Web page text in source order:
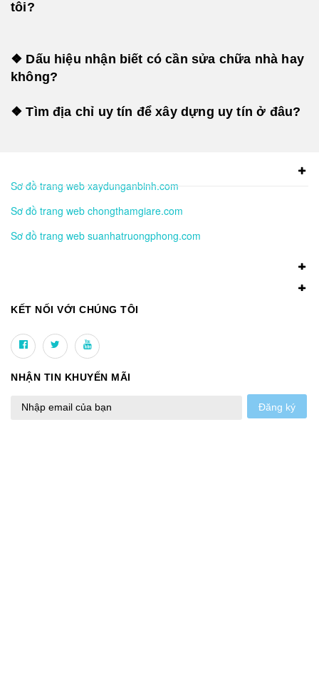
tôi?
❖ Dấu hiệu nhận biết có cần sửa chữa nhà hay
không?
❖ Tìm địa chỉ uy tín để xây dựng uy tín ở đâu?
Sơ đồ trang web xaydunganbinh.com
Sơ đồ trang web chongthamgiare.com
Sơ đồ trang web suanhatruongphong.com
KẾT NỐI VỚI CHÚNG TÔI
NHẬN TIN KHUYẾN MÃI
Đăng ký